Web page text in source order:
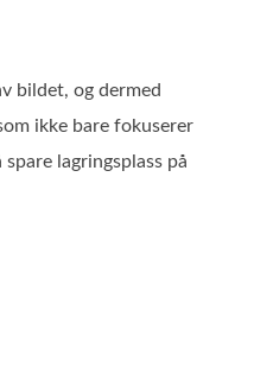
bildet, og dermed
ikke bare fokuserer
lagringsplass på